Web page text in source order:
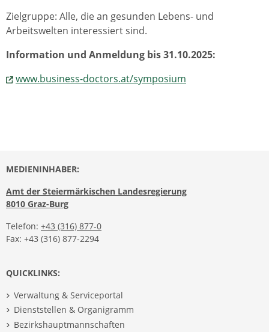
Zielgruppe: Alle, die an gesunden Lebens- und
Arbeitswelten interessiert sind.
Information und Anmeldung bis 31.10.2025:
www.business-doctors.at/symposium
MEDIENINHABER:
Amt der Steiermärkischen Landesregierung
8010 Graz-Burg
Telefon: +43 (316) 877-0
Fax: +43 (316) 877-2294
QUICKLINKS:
Verwaltung & Serviceportal
Dienststellen & Organigramm
Bezirkshauptmannschaften